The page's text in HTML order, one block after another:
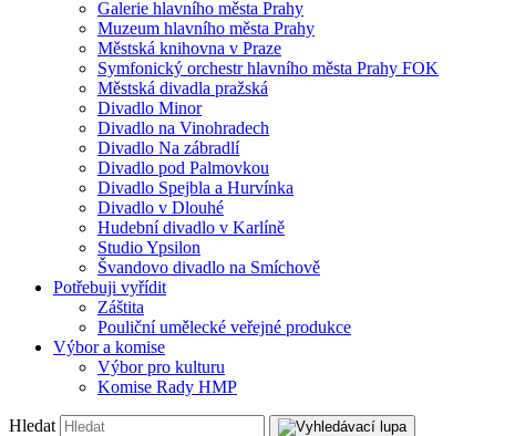
Galerie hlavního města Prahy
Muzeum hlavního města Prahy
Městská knihovna v Praze
Symfonický orchestr hlavního města Prahy FOK
Městská divadla pražská
Divadlo Minor
Divadlo na Vinohradech
Divadlo Na zábradlí
Divadlo pod Palmovkou
Divadlo Spejbla a Hurvínka
Divadlo v Dlouhé
Hudební divadlo v Karlíně
Studio Ypsilon
Švandovo divadlo na Smíchově
Potřebuji vyřídit
Záštita
Pouliční umělecké veřejné produkce
Výbor a komise
Výbor pro kulturu
Komise Rady HMP
Hledat